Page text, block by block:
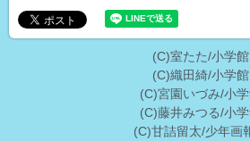
(C)室たた/小学館
(C)織田綺/小学館
(C)宮園いづみ/小
(C)藤井みつる/小
(C)甘詰留太/少年画